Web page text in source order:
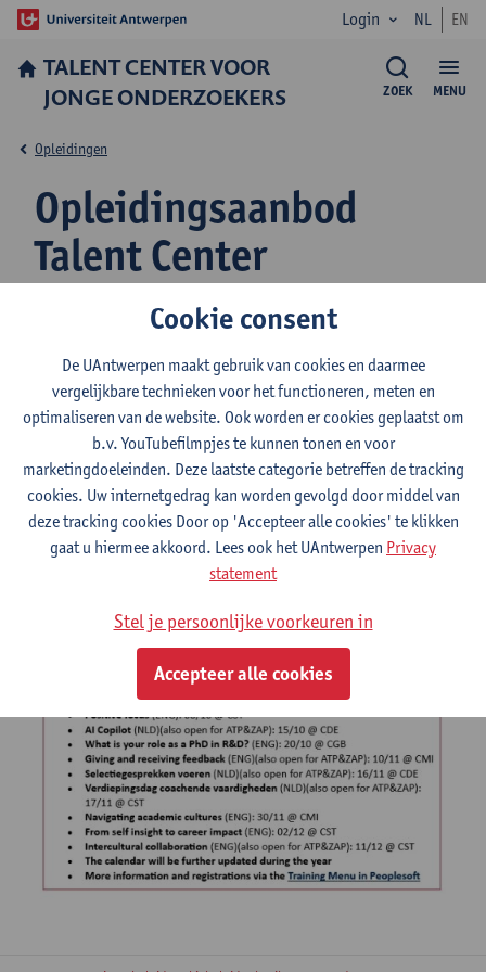
Login NL EN
TALENT CENTER VOOR
JONGE ONDERZOEKERS
MENU
ZOEK
Opleidingsaanbod
Talent Center
Opleidingen
Hieronder vind je een overzicht van de opleidingen in 2025.
Inschrijven voor de opleidingen kan via hetOpleidingsmenu in
PeopleSoftof via talentcenter@uantwerpen.be.
Cookie consent
De UAntwerpen maakt gebruik van cookies en daarmee
vergelijkbare technieken voor het functioneren, meten en
optimaliseren van de website. Ook worden er cookies geplaatst om
b.v. YouTubefilmpjes te kunnen tonen en voor
marketingdoeleinden. Deze laatste categorie betreffen de tracking
cookies. Uw internetgedrag kan worden gevolgd door middel van
deze tracking cookies Door op 'Accepteer alle cookies' te klikken
gaat u hiermee akkoord. Lees ook het UAntwerpen Privacy
statement
Stel je persoonlijke voorkeuren in
Accepteer alle cookies